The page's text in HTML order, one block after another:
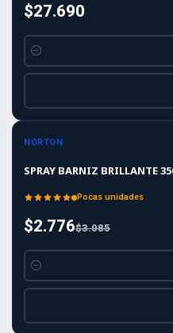
$27.690
Cantidad
-10%OFF
NORTON
SPRAY BARNIZ BRILLANTE
Pocas unidades
$2.776$3.085
Cantidad